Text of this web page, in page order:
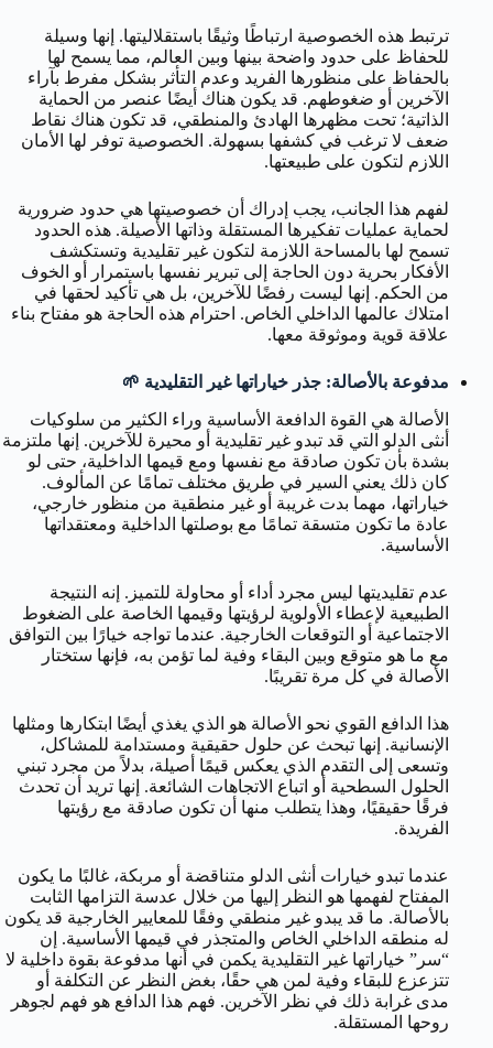
ترتبط هذه الخصوصية ارتباطًا وثيقًا باستقلاليتها. إنها وسيلة
للحفاظ على حدود واضحة بينها وبين العالم، مما يسمح لها
بالحفاظ على منظورها الفريد وعدم التأثر بشكل مفرط بآراء
الآخرين أو ضغوطهم. قد يكون هناك أيضًا عنصر من الحماية
الذاتية؛ تحت مظهرها الهادئ والمنطقي، قد تكون هناك نقاط
ضعف لا ترغب في كشفها بسهولة. الخصوصية توفر لها الأمان
اللازم لتكون على طبيعتها.
لفهم هذا الجانب، يجب إدراك أن خصوصيتها هي حدود ضرورية
لحماية عمليات تفكيرها المستقلة وذاتها الأصيلة. هذه الحدود
تسمح لها بالمساحة اللازمة لتكون غير تقليدية وتستكشف
الأفكار بحرية دون الحاجة إلى تبرير نفسها باستمرار أو الخوف
من الحكم. إنها ليست رفضًا للآخرين، بل هي تأكيد لحقها في
امتلاك عالمها الداخلي الخاص. احترام هذه الحاجة هو مفتاح بناء
علاقة قوية وموثوقة معها.
مدفوعة بالأصالة: جذر خياراتها غير التقليدية 🌱
الأصالة هي القوة الدافعة الأساسية وراء الكثير من سلوكيات
أنثى الدلو التي قد تبدو غير تقليدية أو محيرة للآخرين. إنها ملتزمة
بشدة بأن تكون صادقة مع نفسها ومع قيمها الداخلية، حتى لو
كان ذلك يعني السير في طريق مختلف تمامًا عن المألوف.
خياراتها، مهما بدت غريبة أو غير منطقية من منظور خارجي،
عادة ما تكون متسقة تمامًا مع بوصلتها الداخلية ومعتقداتها
الأساسية.
عدم تقليديتها ليس مجرد أداء أو محاولة للتميز. إنه النتيجة
الطبيعية لإعطاء الأولوية لرؤيتها وقيمها الخاصة على الضغوط
الاجتماعية أو التوقعات الخارجية. عندما تواجه خيارًا بين التوافق
مع ما هو متوقع وبين البقاء وفية لما تؤمن به، فإنها ستختار
الأصالة في كل مرة تقريبًا.
هذا الدافع القوي نحو الأصالة هو الذي يغذي أيضًا ابتكارها ومثلها
الإنسانية. إنها تبحث عن حلول حقيقية ومستدامة للمشاكل،
وتسعى إلى التقدم الذي يعكس قيمًا أصيلة، بدلاً من مجرد تبني
الحلول السطحية أو اتباع الاتجاهات الشائعة. إنها تريد أن تحدث
فرقًا حقيقيًا، وهذا يتطلب منها أن تكون صادقة مع رؤيتها
الفريدة.
عندما تبدو خيارات أنثى الدلو متناقضة أو مربكة، غالبًا ما يكون
المفتاح لفهمها هو النظر إليها من خلال عدسة التزامها الثابت
بالأصالة. ما قد يبدو غير منطقي وفقًا للمعايير الخارجية قد يكون
له منطقه الداخلي الخاص والمتجذر في قيمها الأساسية. إن
“سر” خياراتها غير التقليدية يكمن في أنها مدفوعة بقوة داخلية لا
تتزعزع للبقاء وفية لمن هي حقًا، بغض النظر عن التكلفة أو
مدى غرابة ذلك في نظر الآخرين. فهم هذا الدافع هو فهم لجوهر
روحها المستقلة.